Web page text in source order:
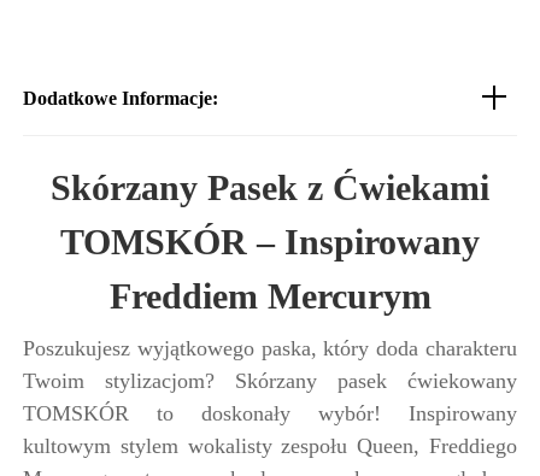
Dodatkowe Informacje:
Skórzany Pasek z Ćwiekami
TOMSKÓR – Inspirowany
Freddiem Mercurym
Poszukujesz wyjątkowego paska, który doda charakteru
Twoim stylizacjom? Skórzany pasek ćwiekowany
TOMSKÓR to doskonały wybór! Inspirowany
kultowym stylem wokalisty zespołu Queen, Freddiego